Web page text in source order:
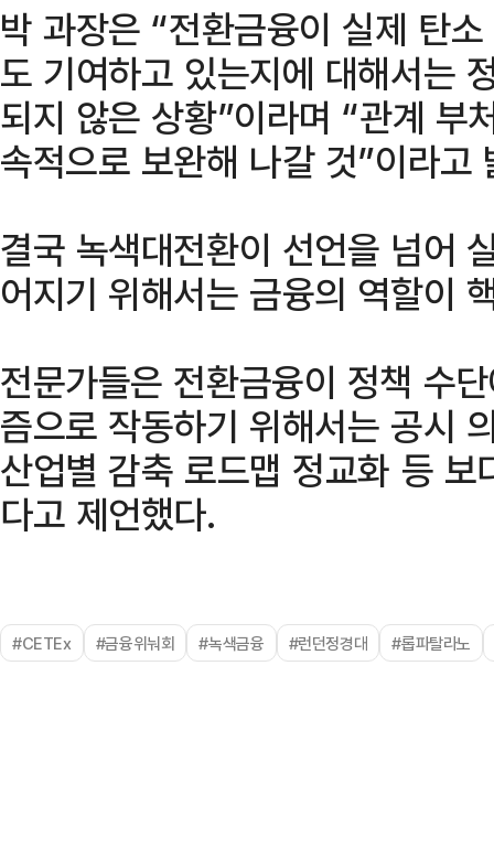
박 과장은 “전환금융이 실제 탄
도 기여하고 있는지에 대해서는
되지 않은 상황”이라며 “관계 부
속적으로 보완해 나갈 것”이라고
결국 녹색대전환이 선언을 넘어
어지기 위해서는 금융의 역할이
전문가들은 전환금융이 정책 수
즘으로 작동하기 위해서는 공시
산업별 감축 로드맵 정교화 등
다고 제언했다.
#CETEx #금융위눠회 #녹색금융 #런던정경대 #롭파탈라노